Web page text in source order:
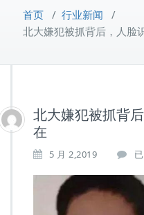
首页 / 行业新闻 /
北大嫌犯被抓背后，人脸
北大嫌犯被抓背
在
5 月 2,2019